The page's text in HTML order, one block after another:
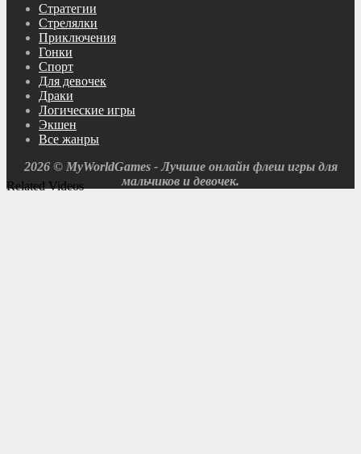
Related Videos
Cтратегии
Cтрелялки
Приключения
Гонки
Спорт
Для девочек
Драки
Логические игры
Экшен
Все жанры
2026 © MyWorldGames - Лучшие онлайн флеш игры для
мальчиков и девочек.